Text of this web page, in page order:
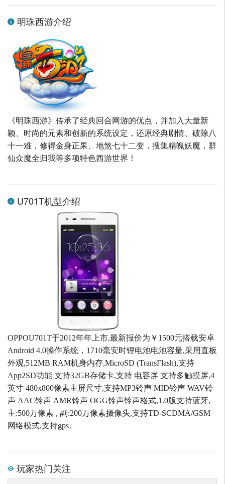
明珠西游介绍
《明珠西游》传承了经典回合网游的优点，并加入大量新
颖、时尚的元素和创新的系统设定，还原经典剧情、破除八
十一难，修得金身正果、地煞七十二变，搜集精魄妖魔，群
仙众魔全归我等多项特色西游世界！
U701T机型介绍
OPPOU701T于2012年年上市,最新报价为￥1500元搭载安卓
Android 4.0操作系统，1710毫安时锂电池电池容量,采用直板
外观,512MB RAM机身内存,MicroSD (TransFlash),支持
App2SD功能 支持32GB存储卡,支持 电容屏 支持多触摸屏,4
英寸 480x800像素主屏尺寸,支持MP3铃声 MID铃声 WAV铃
声 AAC铃声 AMR铃声 OGG铃声铃声格式,1.0版支持蓝牙,
主:500万像素 , 副:200万像素摄像头,支持TD-SCDMA/GSM
网络模式,支持gps。
玩家热门关注